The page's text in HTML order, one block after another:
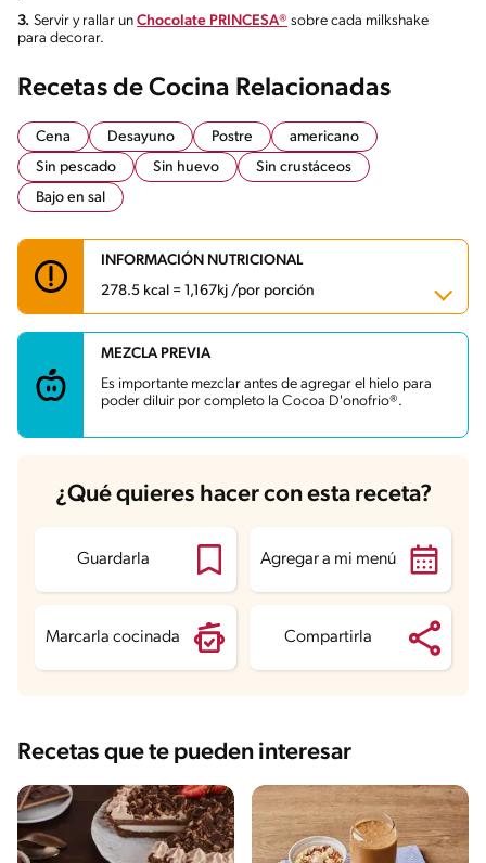
3. Servir y rallar un Chocolate PRINCESA® sobre cada milkshake
para decorar.
Recetas de Cocina Relacionadas
Cena Desayuno Postre
americano
Sin pescado
Sin huevo
Sin crustáceos
Bajo en sal
INFORMACIÓN NUTRICIONAL
278.5 kcal = 1,167kj /por porción
Carbohidratos 26.8 g
Energía 278.5 kcal
Grasas 15.3 g
Fibra
Azúcares
22.5 g
MEZCLA PREVIA
Es importante mezclar antes de agregar el hielo para
poder diluir por completo la Cocoa D'onofrio®.
¿Qué quieres hacer con esta receta?
Guardarla Agregar a mi menú
Marcarla cocinada Compartirla
Recetas que te pueden interesar